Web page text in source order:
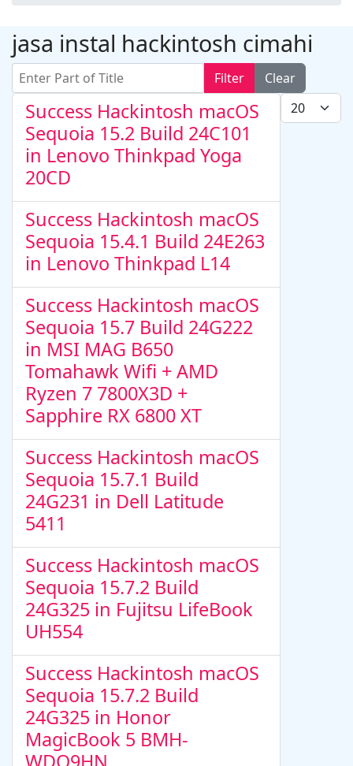
jasa instal hackintosh cimahi
Enter Part of Title Filter
Clear
Display #
Success Hackintosh macOS
Sequoia 15.2 Build 24C101
in Lenovo Thinkpad Yoga
20CD
Success Hackintosh macOS
Sequoia 15.4.1 Build 24E263
in Lenovo Thinkpad L14
Success Hackintosh macOS
Sequoia 15.7 Build 24G222
in MSI MAG B650
Tomahawk Wifi + AMD
Ryzen 7 7800X3D +
Sapphire RX 6800 XT
Success Hackintosh macOS
Sequoia 15.7.1 Build
24G231 in Dell Latitude
5411
Success Hackintosh macOS
Sequoia 15.7.2 Build
24G325 in Fujitsu LifeBook
UH554
Success Hackintosh macOS
Sequoia 15.7.2 Build
24G325 in Honor
MagicBook 5 BMH-